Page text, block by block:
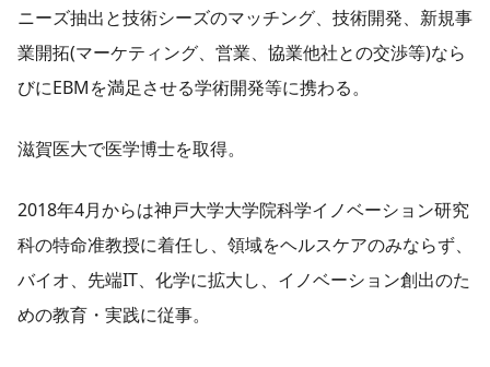
ニーズ抽出と技術シーズのマッチング、技術開発、新規事
業開拓(マーケティング、営業、協業他社との交渉等)なら
びにEBMを満足させる学術開発等に携わる。
滋賀医大で医学博士を取得。
2018年4月からは神戸大学大学院科学イノベーション研究
科の特命准教授に着任し、領域をヘルスケアのみならず、
バイオ、先端IT、化学に拡大し、イノベーション創出のた
めの教育・実践に従事。